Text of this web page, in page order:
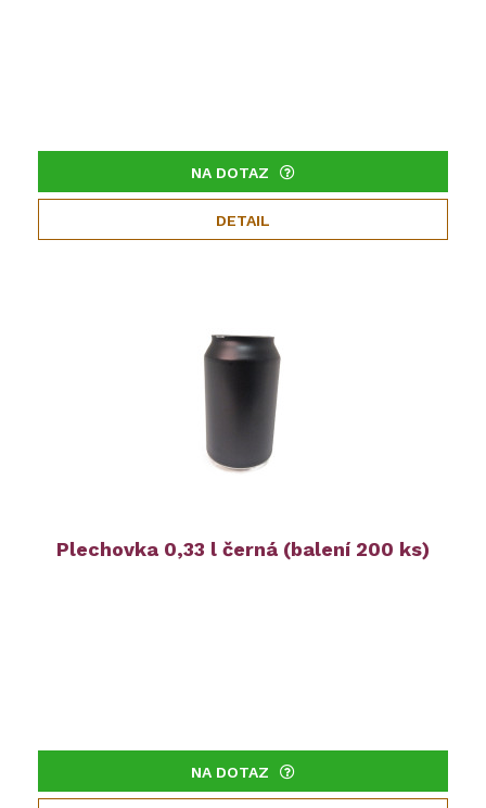
NA DOTAZ
DETAIL
Plechovka 0,33 l černá (balení 200 ks)
NA DOTAZ